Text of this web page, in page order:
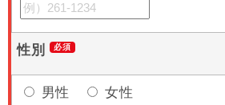
性別
男性 女性